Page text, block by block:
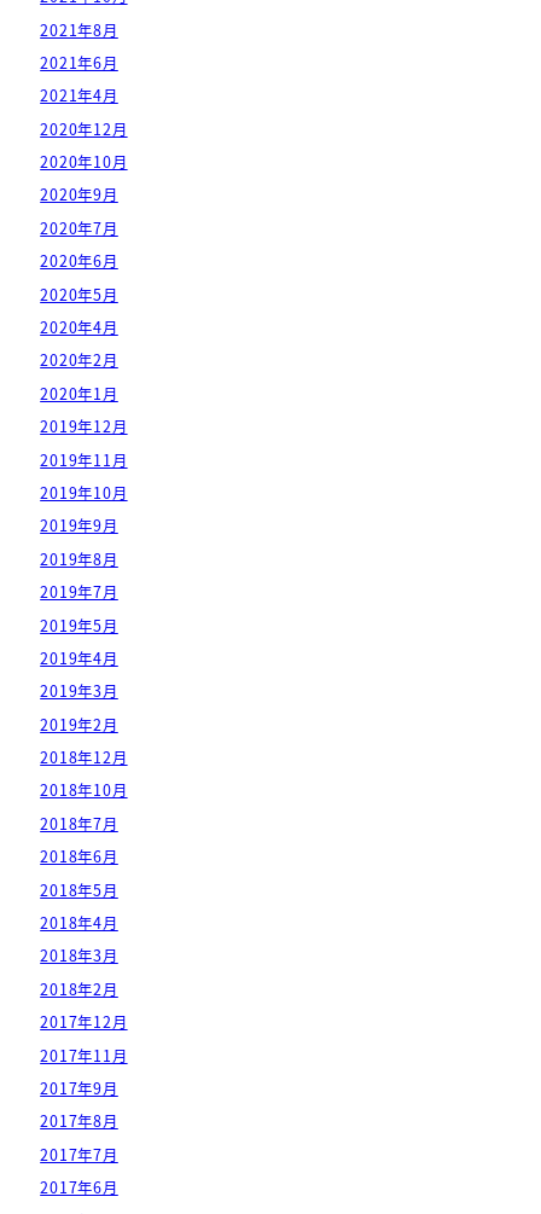
2021年8月
2021年6月
2021年4月
2020年12月
2020年10月
2020年9月
2020年7月
2020年6月
2020年5月
2020年4月
2020年2月
2020年1月
2019年12月
2019年11月
2019年10月
2019年9月
2019年8月
2019年7月
2019年5月
2019年4月
2019年3月
2019年2月
2018年12月
2018年10月
2018年7月
2018年6月
2018年5月
2018年4月
2018年3月
2018年2月
2017年12月
2017年11月
2017年9月
2017年8月
2017年7月
2017年6月